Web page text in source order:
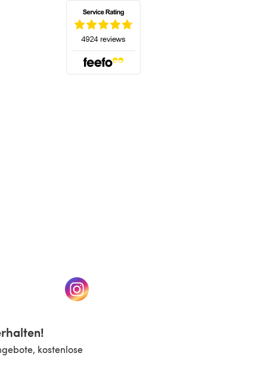
neuen Tab)(öffnet sich in einem neuen Tab)
kostenlose